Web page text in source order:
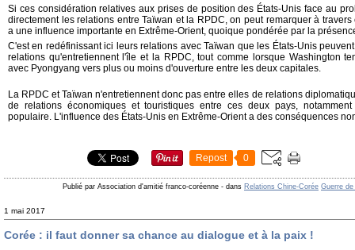
Si ces considération relatives aux prises de position des États-Unis face au
directement les relations entre Taïwan et la RPDC, on peut remarquer à
a une influence importante en Extrême-Orient, quoique pondérée par la
C'est en redéfinissant ici leurs relations avec Taïwan que les États-Unis
relations qu'entretiennent l'île et la RPDC, tout comme lorsque Washington
avec Pyongyang vers plus ou moins d'ouverture entre les deux capitales.
La RPDC et Taïwan n'entretiennent donc pas entre elles de relations
de relations économiques et touristiques entre ces deux pays,
populaire. L'influence des États-Unis en Extrême-Orient a des conséquences
Repost 0
Publié par Association d'amitié franco-coréenne - dans Relations Chine-Corée Guerre
1 mai 2017
Corée : il faut donner sa chance au dialogue et à la paix !